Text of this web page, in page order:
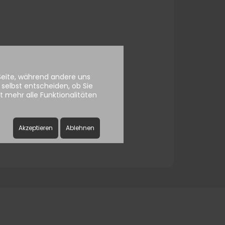
während andere uns
entscheiden, ob Sie
mehr alle Funktionalitäten
Akzeptieren Ablehnen